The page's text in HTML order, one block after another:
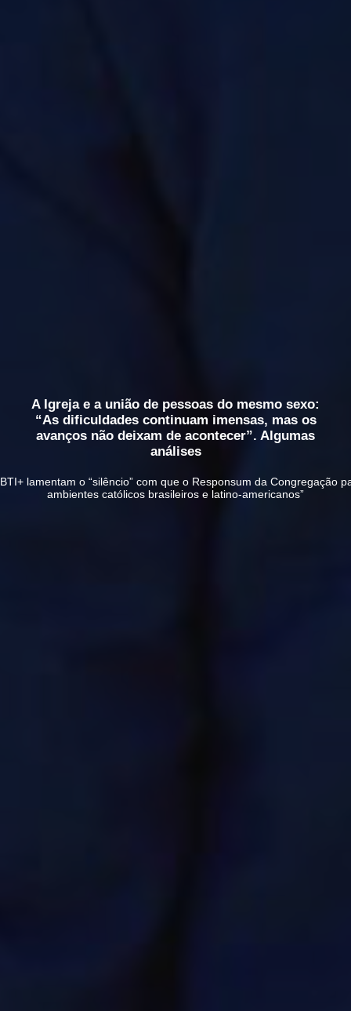
A Igreja e a união de pessoas do mesmo sexo:
“As dificuldades continuam imensas, mas os
avanços não deixam de acontecer”. Algumas
análises
lamentam o “silêncio” com que o Responsum da Congregação
ambientes católicos brasileiros e latino-americanos”